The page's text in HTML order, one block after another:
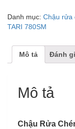
số
lượng
Danh mục: Chậu rửa
TARI 780SM
Mô tả Đánh
Mô tả
Chậu Rửa